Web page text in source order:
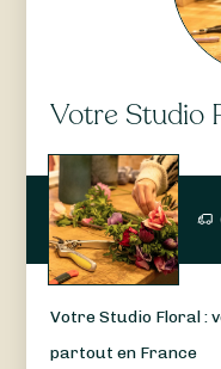
Votre Studio
Votre Studio Floral :
partout en France